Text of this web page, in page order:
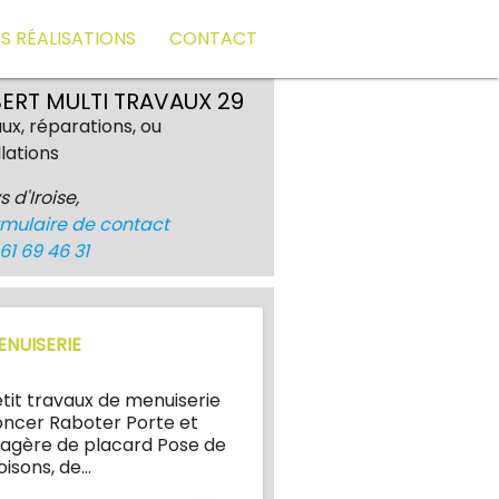
RÉALISATIONS CONTACT
MULTI TRAVAUX 29
réparations, ou
d'Iroise,
de contact
69 46 31
travaux de menuiserie
Raboter Porte et
de placard Pose de
de…